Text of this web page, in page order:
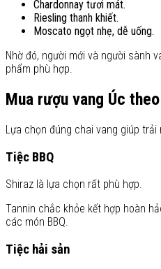
Chardonnay tươi mát.
Riesling thanh khiết.
Moscato ngọt nhẹ, dễ uống.
Nhờ đó, người mới và người sành
phẩm phù hợp.
Mua rượu vang Úc
Lựa chọn đúng chai vang giúp
Tiệc BBQ
Shiraz là lựa chọn rất phù hợp.
Tannin chắc khỏe kết hợp hoàn
các món BBQ.
Tiệc hải sản